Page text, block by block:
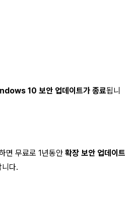
10 보안 업데이트가 종료됩니
면 무료로 1년동안 확장 보안 업데이트
다.